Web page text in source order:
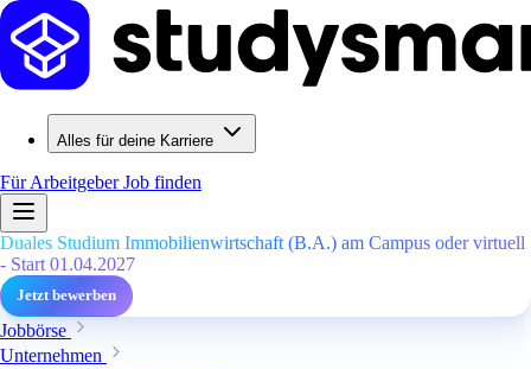
Alles für deine Karriere
Für ArbeitgeberJob finden
Duales Studium Immobilienwirtschaft (B.A.) am Campus oder virtuell
- Start 01.04.2027
Jetzt bewerben
Jobbörse
Unternehmen